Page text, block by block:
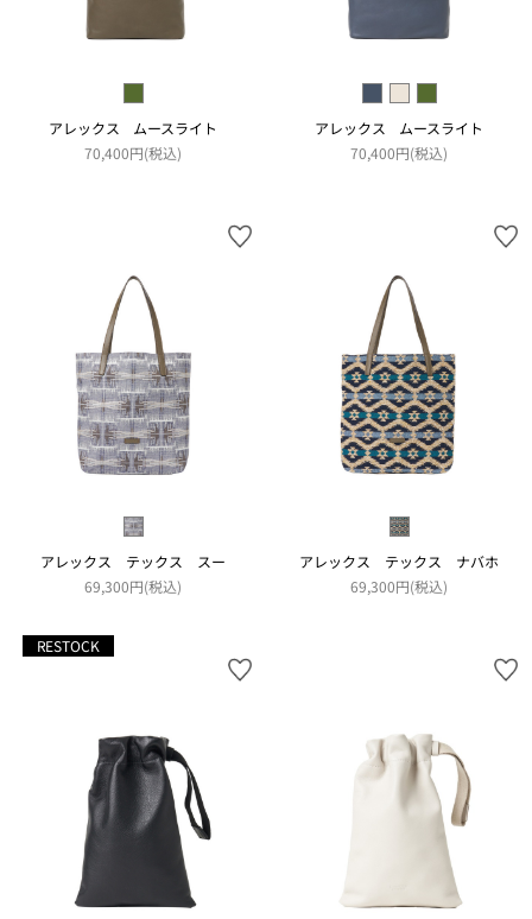
アレックス ムースライト
70,400円(税込)
アレックス ムースライト
70,400円(税込)
アレックス テックス スー
69,300円(税込)
アレックス テックス ナバホ
69,300円(税込)
RESTOCK